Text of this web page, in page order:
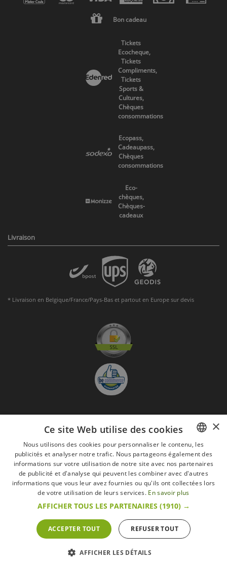
Bon cadeau
Tickets
Ecocheque,
Tickets
Compliments,
Tickets
Sports &
Cultures,
Chèques
consommations
Ecopass,
Cadeaupass,
Chèques
consommations
Eco-
chèques,
Chèques-
cadeaux
Livraison
* Livraison en Belgique/France/Pays-Bas et partout en Europe sur devis
S'abonner à la Newsletter
Je suis d'accord avec les Mentions légales
Toutes les marques Conditions générales
Mentions légales
Retour & Droit de rétractation
FAQ Recrutement
s'entendent toutes taxes comprises.
Conformément au livre VI « Pratiques du marché et protection du consommateur » du
Code belge de droit économique.
Le Client agissant en tant que consommateur dispose d’un droit de
Que faire en cas de litige,Plus d'infos
FRENCH
DUTCH
×
Ce site Web utilise des cookies
Nous utilisons des cookies pour personnaliser le contenu, les
publicités et analyser notre trafic. Nous partageons également des
informations sur votre utilisation de notre site avec nos partenaires
de publicité et d'analyse qui peuvent les combiner avec d'autres
informations que vous leur avez fournies ou qu'ils ont collectées lors
de votre utilisation de leurs services. En savoir plus
AFFICHER TOUS LES PARTENAIRES (1910) →
ACCEPTER TOUT REFUSER TOUT
AFFICHER LES DÉTAILS